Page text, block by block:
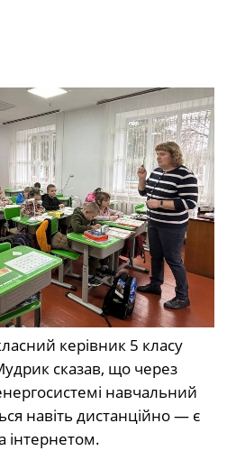
керівник 5 класу
сказав, що через
навчальний
навіть дистанційно — є
інтернетом.